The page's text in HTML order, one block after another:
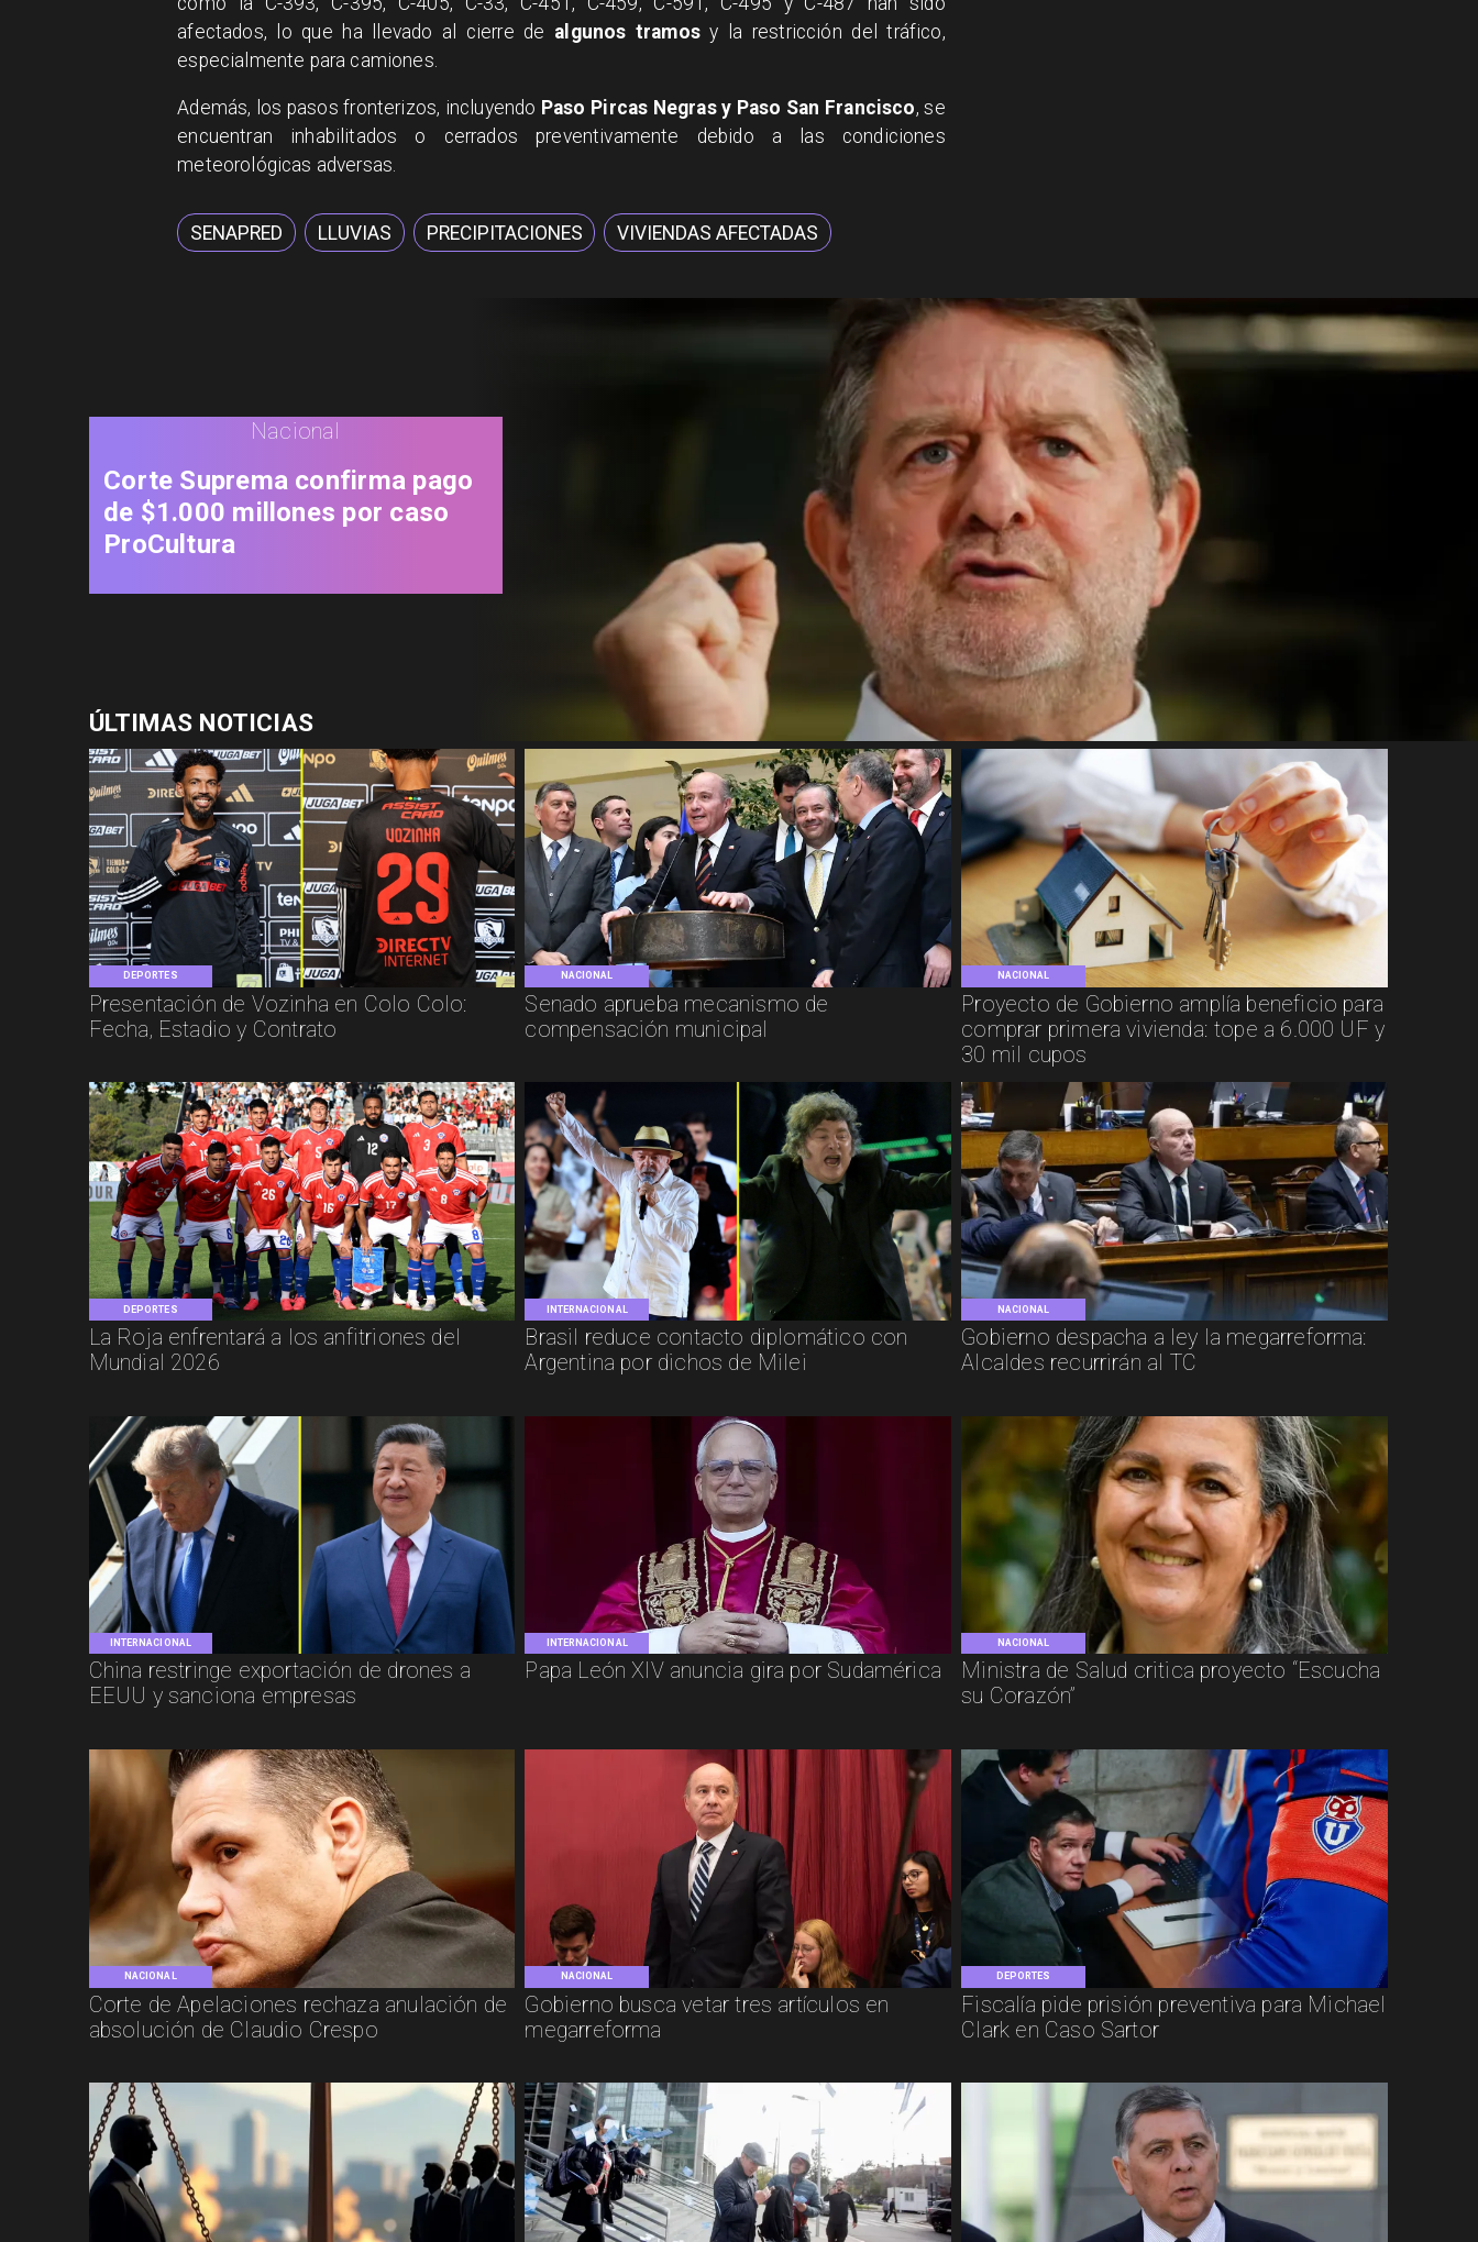
afectados, lo que ha llevado al cierre de algunos tramosy la restricción del tráfico,
especialmente para camiones.
Además, los pasos fronterizos, incluyendo Paso Pircas Negras y Paso San Francisco, se
encuentran inhabilitados o cerrados preventivamente debido a las condiciones
meteorológicas adversas.
SENAPRED LLUVIAS PRECIPITACIONES VIVIENDAS AFECTADAS
DEPORTES
Presentación de Vozinha en Colo Colo:
Fecha, Estadio y Contrato
NACIONAL
Senado aprueba mecanismo de
compensación municipal
NACIONAL
Proyecto de Gobierno amplía beneficio para
comprar primera vivienda: tope a 6.000 UF y
30 mil cupos
DEPORTES
La Roja enfrentará a los anfitriones del
Mundial 2026
INTERNACIONAL
Brasil reduce contacto diplomático con
Argentina por dichos de Milei
NACIONAL
Gobierno despacha a ley la megarreforma:
Alcaldes recurrirán al TC
INTERNACIONAL
China restringe exportación de drones a
EEUU y sanciona empresas
INTERNACIONAL
Papa León XIV anuncia gira por Sudamérica
NACIONAL
Ministra de Salud critica proyecto “Escucha
su Corazón”
NACIONAL
Corte de Apelaciones rechaza anulación de
absolución de Claudio Crespo
NACIONAL
Gobierno busca vetar tres artículos en
megarreforma
DEPORTES
Fiscalía pide prisión preventiva para Michael
Clark en Caso Sartor
Nacional
Corte Suprema confirma pago
de $1.000 millones por caso
ProCultura
ÚLTIMAS NOTICIAS